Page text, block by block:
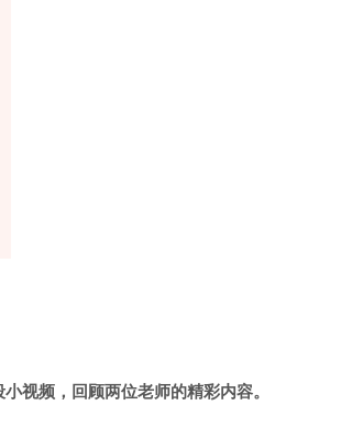
视频，回顾两位老师的精彩内容。